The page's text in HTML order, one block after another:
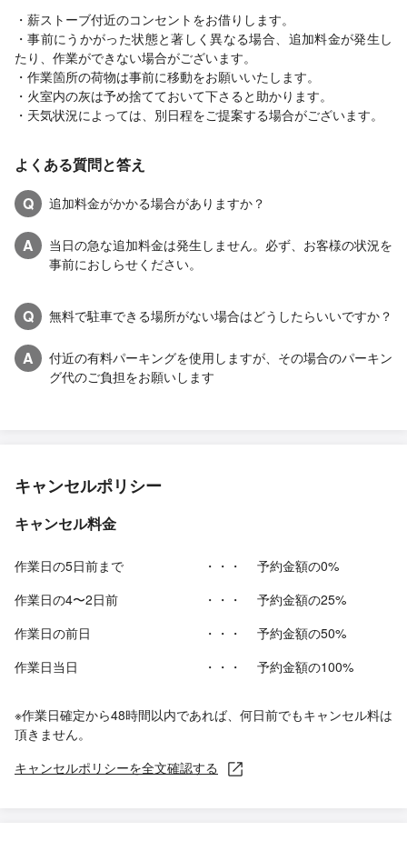
・薪ストーブ付近のコンセントをお借りします。
・事前にうかがった状態と著しく異なる場合、追加料金が発生し
たり、作業ができない場合がございます。
・作業箇所の荷物は事前に移動をお願いいたします。
・火室内の灰は予め捨てておいて下さると助かります。
・天気状況によっては、別日程をご提案する場合がございます。
よくある質問と答え
Q
追加料金がかかる場合がありますか？
A
当日の急な追加料金は発生しません。必ず、お客様の状況を
事前におしらせください。
Q 無料で駐車できる場所がない場合はどうしたらいいですか？
A
付近の有料パーキングを使用しますが、その場合のパーキン
グ代のご負担をお願いします
キャンセルポリシー
キャンセル料金
作業日の5日前まで ・・・
予約金額の0%
作業日の4〜2日前
・・・
予約金額の25%
作業日の前日
・・・
予約金額の50%
作業日当日
・・・ 予約金額の100%
※作業日確定から48時間以内であれば、何日前でもキャンセル料は
頂きません。
キャンセルポリシーを全文確認する